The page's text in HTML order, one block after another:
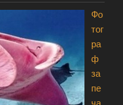
Фо
тог
ра
ф
за
пе
ча